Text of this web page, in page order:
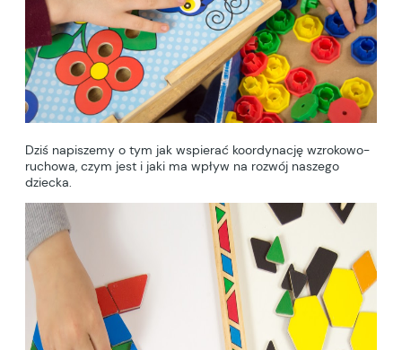
Dziś napiszemy o tym jak wspierać koordynację wzrokowo-
ruchowa, czym jest i jaki ma wpływ na rozwój naszego
dziecka.